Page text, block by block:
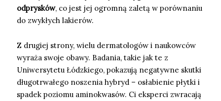
odprysków, co jest jej ogromną zaletą w porównaniu
do zwykłych lakierów.
Z drugiej strony, wielu dermatologów i naukowców
wyraża swoje obawy. Badania, takie jak te z
Uniwersytetu Łódzkiego, pokazują negatywne skutki
długotrwałego noszenia hybryd – osłabienie płytki i
spadek poziomu aminokwasów. Ci eksperci zwracają